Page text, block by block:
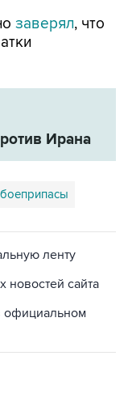
заверял, что
Ирана
боеприпасы
ленту
новостей сайта
официальном